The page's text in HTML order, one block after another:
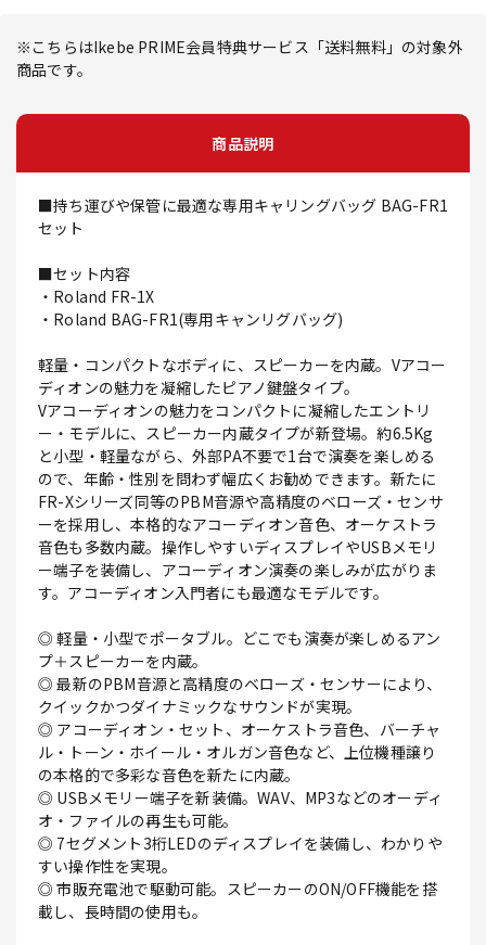
※こちらはIkebe PRIME会員特典サービス「送料無料」の対象外
商品です。
商品説明
■持ち運びや保管に最適な専用キャリングバッグ BAG-FR1
セット
■セット内容
・Roland FR-1X
・Roland BAG-FR1(専用キャンリグバッグ)
軽量・コンパクトなボディに、スピーカーを内蔵。Vアコー
ディオンの魅力を凝縮したピアノ鍵盤タイプ。
Vアコーディオンの魅力をコンパクトに凝縮したエントリ
ー・モデルに、スピーカー内蔵タイプが新登場。約6.5Kg
と小型・軽量ながら、外部PA不要で1台で演奏を楽しめる
ので、年齢・性別を問わず幅広くお勧めできます。新たに
FR-Xシリーズ同等のPBM音源や高精度のベローズ・センサ
ーを採用し、本格的なアコーディオン音色、オーケストラ
音色も多数内蔵。操作しやすいディスプレイやUSBメモリ
ー端子を装備し、アコーディオン演奏の楽しみが広がりま
す。アコーディオン入門者にも最適なモデルです。
◎ 軽量・小型でポータブル。どこでも演奏が楽しめるアン
プ＋スピーカーを内蔵。
◎ 最新のPBM音源と高精度のベローズ・センサーにより、
クイックかつダイナミックなサウンドが実現。
◎ アコーディオン・セット、オーケストラ音色、バーチャ
ル・トーン・ホイール・オルガン音色など、上位機種譲り
の本格的で多彩な音色を新たに内蔵。
◎ USBメモリー端子を新装備。WAV、MP3などのオーディ
オ・ファイルの再生も可能。
◎ 7セグメント3桁LEDのディスプレイを装備し、わかりや
すい操作性を実現。
◎ 市販充電池で駆動可能。スピーカーのON/OFF機能を搭
載し、長時間の使用も。